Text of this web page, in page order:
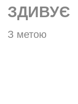
ЗДИВУЄ
З метою